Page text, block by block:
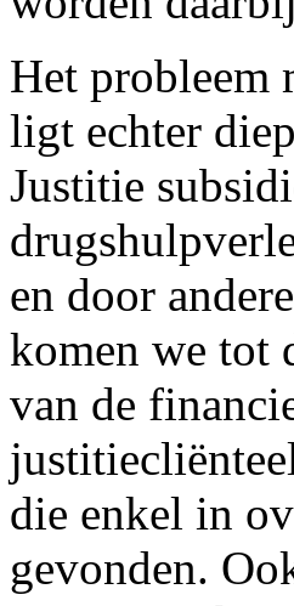
Het probleem
ligt echter
Justitie
en door
komen we tot
van de
die enkel in
gevonden.